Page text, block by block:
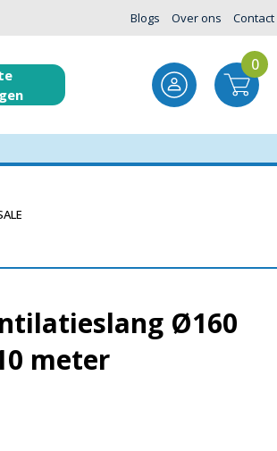
Blogs Over ons Contact
0
Ø160
meter